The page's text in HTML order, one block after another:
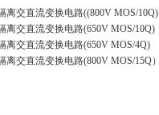
离交直流变换电路((800V MOS/10Q)
离交直流变换电路(650V MOS/10Q)
离交直流变换电路(650V MOS/4Q)
离交直流变换电路(800V MOS/15Q）